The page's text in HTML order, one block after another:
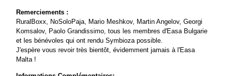
Remerciements :
RuralBoxx, NoSoloPaja, Mario Meshkov, Martin Angelov, Georgi
Komsalov, Paolo Grandissimo, tous les membres d'Easa Bulgarie
et les bénévoles qui ont rendu Symbioza possible.
J'espère vous revoir très bientôt, évidemment jamais à l'Easa
Malta !